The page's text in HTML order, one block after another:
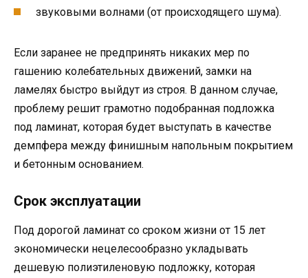
звуковыми волнами (от происходящего шума).
Если заранее не предпринять никаких мер по
гашению колебательных движений, замки на
ламелях быстро выйдут из строя. В данном случае,
проблему решит грамотно подобранная подложка
под ламинат, которая будет выступать в качестве
демпфера между финишным напольным покрытием
и бетонным основанием.
Срок эксплуатации
Под дорогой ламинат со сроком жизни от 15 лет
экономически нецелесообразно укладывать
дешевую полиэтиленовую подложку, которая